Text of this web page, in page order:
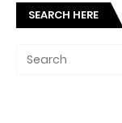
SEARCH HERE